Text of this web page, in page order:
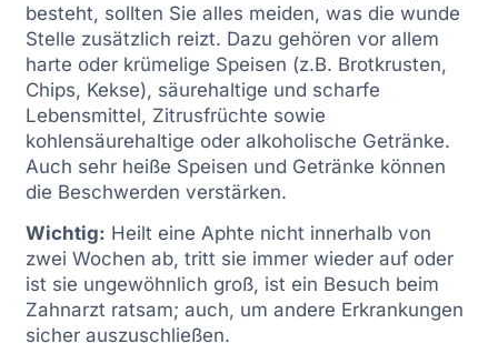
besteht, sollten Sie alles meiden, was die wunde
Stelle zusätzlich reizt. Dazu gehören vor allem
harte oder krümelige Speisen (z.B. Brotkrusten,
Chips, Kekse), säurehaltige und scharfe
Lebensmittel, Zitrusfrüchte sowie
kohlensäurehaltige oder alkoholische Getränke.
Auch sehr heiße Speisen und Getränke können
die Beschwerden verstärken.
Wichtig: Heilt eine Aphte nicht innerhalb von
zwei Wochen ab, tritt sie immer wieder auf oder
ist sie ungewöhnlich groß, ist ein Besuch beim
Zahnarzt ratsam; auch, um andere Erkrankungen
sicher auszuschließen.